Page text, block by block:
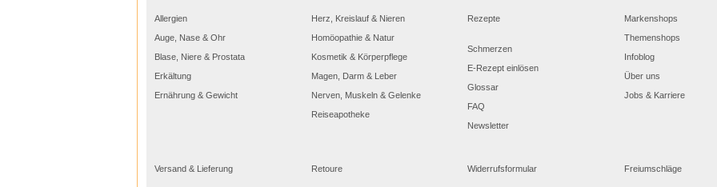
Allergien
Auge, Nase & Ohr
Blase, Niere & Prostata
Erkältung
Ernährung & Gewicht
Herz, Kreislauf & Nieren
Homöopathie & Natur
Kosmetik & Körperpflege
Magen, Darm & Leber
Nerven, Muskeln & Gelenke
Reiseapotheke
Rezepte
Schmerzen
E-Rezept einlösen
Glossar
FAQ
Newsletter
Markenshops
Themenshops
Infoblog
Über uns
Jobs & Karriere
Versand & Lieferung Retoure Widerrufsformular Freiumschläge